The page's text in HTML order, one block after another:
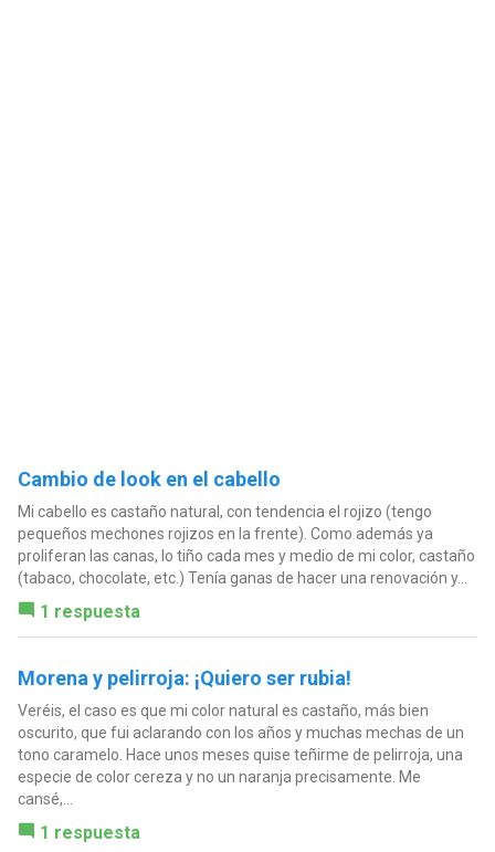
Cambio de look en el cabello
Mi cabello es castaño natural, con tendencia el rojizo (tengo
pequeños mechones rojizos en la frente). Como además ya
proliferan las canas, lo tiño cada mes y medio de mi color, castaño
(tabaco, chocolate, etc.) Tenía ganas de hacer una renovación y...
1 respuesta
Morena y pelirroja: ¡Quiero ser rubia!
Veréis, el caso es que mi color natural es castaño, más bien
oscurito, que fui aclarando con los años y muchas mechas de un
tono caramelo. Hace unos meses quise teñirme de pelirroja, una
especie de color cereza y no un naranja precisamente. Me
cansé,...
1 respuesta